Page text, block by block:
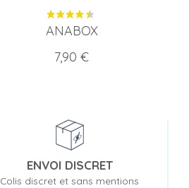
ANABOX
Prix
7,90 €
ENVOI DISCRET
Colis discret et sans mentions